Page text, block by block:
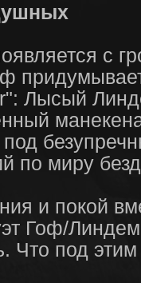
с
Лысый
по миру
и покой
Гоф/
Что под этим